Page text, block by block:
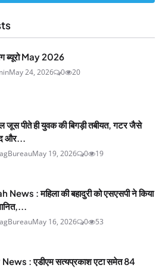
ब्यूरो May 2026
May 24, 2026 0 20
जूस पीते ही युवक की बिगड़ी तबीयत, गटर जैसे
और...
May 19, 2026 0 19
News : महिला की बहादुरी को एसएसपी ने किया
May 16, 2026 0 53
News : एडीएम सत्यप्रकाश एटा समेत 84